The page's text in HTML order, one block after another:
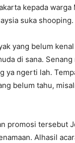
kepada warga
suka shooping.
yang belum
di sana.
ya ngerti lah.
belum tahu,
promosi tersebut
Alhasil